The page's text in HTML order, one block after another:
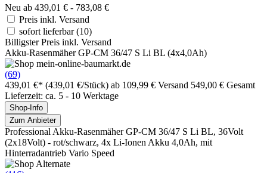
Neu ab 439,01 € - 783,08 €
Preis inkl. Versand
sofort lieferbar(10)
Billigster Preis inkl. Versand
Akku-Rasenmäher GP-CM 36/47 S Li BL (4x4,0Ah)
(69)
439,01 €* (439,01 €/Stück) ab 109,99 € Versand 549,00 € Gesamt
Lieferzeit: ca. 5 - 10 Werktage
Shop-Info
Zum Anbieter
Professional Akku-Rasenmäher GP-CM 36/47 S Li BL, 36Volt
(2x18Volt) - rot/schwarz, 4x Li-Ionen Akku 4,0Ah, mit
Hinterradantrieb Vario Speed